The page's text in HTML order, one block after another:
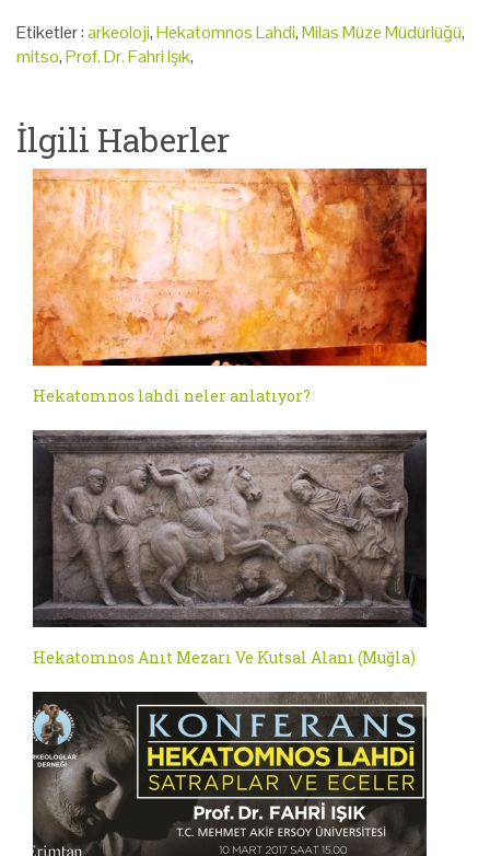
Etiketler :arkeoloji,Hekatomnos Lahdi,Milas Müze Müdürlüğü,
mitso,Prof. Dr. Fahri Işık,
İlgili Haberler
Hekatomnos lahdi neler anlatıyor?
Hekatomnos Anıt Mezarı Ve Kutsal Alanı (Muğla)